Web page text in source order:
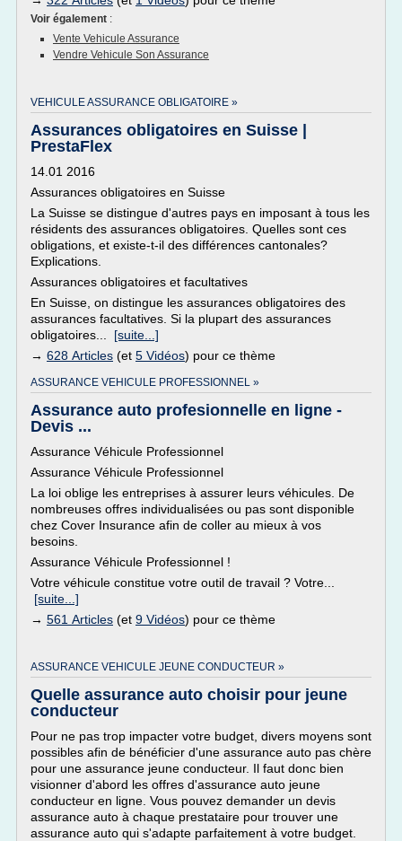
Voir également :
Vente Vehicule Assurance
Vendre Vehicule Son Assurance
VEHICULE ASSURANCE OBLIGATOIRE »
Assurances obligatoires en Suisse |
PrestaFlex
14.01 2016
Assurances obligatoires en Suisse
La Suisse se distingue d'autres pays en imposant à tous les
résidents des assurances obligatoires. Quelles sont ces
obligations, et existe-t-il des différences cantonales?
Explications.
Assurances obligatoires et facultatives
En Suisse, on distingue les assurances obligatoires des
assurances facultatives. Si la plupart des assurances
obligatoires... [suite...]
→ 628 Articles (et 5 Vidéos) pour ce thème
ASSURANCE VEHICULE PROFESSIONNEL »
Assurance auto profesionnelle en ligne -
Devis ...
Assurance Véhicule Professionnel
Assurance Véhicule Professionnel
La loi oblige les entreprises à assurer leurs véhicules. De
nombreuses offres individualisées ou pas sont disponible
chez Cover Insurance afin de coller au mieux à vos
besoins.
Assurance Véhicule Professionnel !
Votre véhicule constitue votre outil de travail ? Votre...
[suite...]
→ 561 Articles (et 9 Vidéos) pour ce thème
ASSURANCE VEHICULE JEUNE CONDUCTEUR »
Quelle assurance auto choisir pour jeune
conducteur
Pour ne pas trop impacter votre budget, divers moyens sont
possibles afin de bénéficier d'une assurance auto pas chère
pour une assurance jeune conducteur. Il faut donc bien
visionner d'abord les offres d'assurance auto jeune
conducteur en ligne. Vous pouvez demander un devis
assurance auto à chaque prestataire pour trouver une
assurance auto qui s'adapte parfaitement à votre budget.